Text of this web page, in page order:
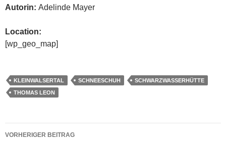
Autorin: Adelinde Mayer
Location:
[wp_geo_map]
KLEINWALSERTAL SCHNEESCHUH
SCHWARZWASSERHÜTTE
THOMAS LEON
Beitragsnavigation
VORHERIGER BEITRAG